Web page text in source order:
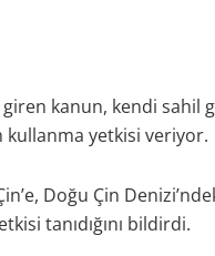
giren kanun, kendi
kullanma yetkisi veriyor.
Doğu Çin
tanıdığını bildirdi.